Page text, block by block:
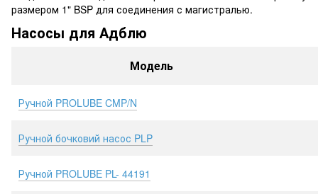
размером 1" BSP для соединения с магистралью.
Насосы для Адблю
Модель
Ручной PROLUBE CMP/N
Ручной бочковий насос PLP
Ручной PROLUBE PL- 44191